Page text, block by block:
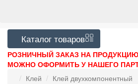
Каталог товаров
РОЗНИЧНЫЙ ЗАКАЗ НА ПРОДУКЦИЮ
МОЖНО ОФОРМИТЬ У НАШЕГО
Клей
Клей двухкомпонентный